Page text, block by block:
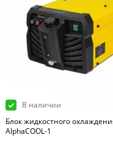
В наличии
Блок жидкостного
AlphaCOOL-1